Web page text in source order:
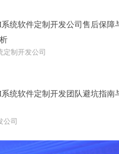
系统软件定制开发公司售后保障
定制开发公司
系统软件定制开发团队避坑指南
公司